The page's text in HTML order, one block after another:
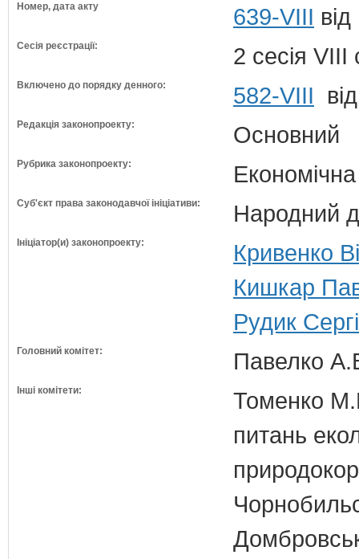
Номер, дата акту 639-VIII
Сесія реєстрації: 2 сесія VIII
Включено до порядку денного: 582-VIII
Редакція законопроекту: Основний
Рубрика законопроекту:
Суб'єкт права законодавчої ініціативи: Народний
Ініціатор(и) законопроекту:
Кривенко
Кишкар
Рудик
Головний комітет: Павелко
Інші комітети:
Томенко
питань